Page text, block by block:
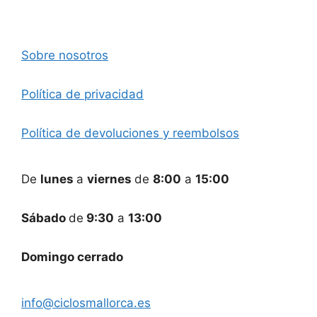
Sobre nosotros
Política de privacidad
Política de devoluciones y reembolsos
De lunes a viernes de 8:00 a 15:00
Sábado de 9:30 a 13:00
Domingo cerrado
info@ciclosmallorca.es